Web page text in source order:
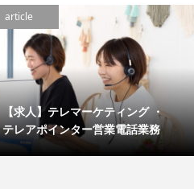
article
【求人】テレマーケティング ・
テレアポインター営業電話業務